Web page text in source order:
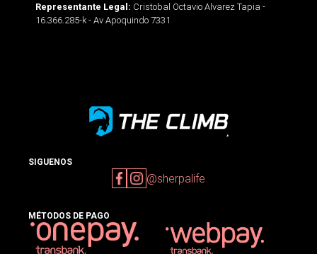
Representante Legal: Cristobal Octavio Alvarez Tapia -
16.366.285-k - Av Apoquindo 7331
SIGUENOS
@sherpalife
MÉTODOS DE PAGO